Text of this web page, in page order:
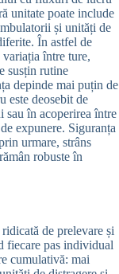
unitate poate include
și unități de
În astfel de
variația între ture,
susțin rutine
depinde mai puțin de
este deosebit de
sau în acoperirea între
expunere. Siguranța
urmare, strâns
robuste în
de prelevare și
fiecare pas individual
cumulativă: mai